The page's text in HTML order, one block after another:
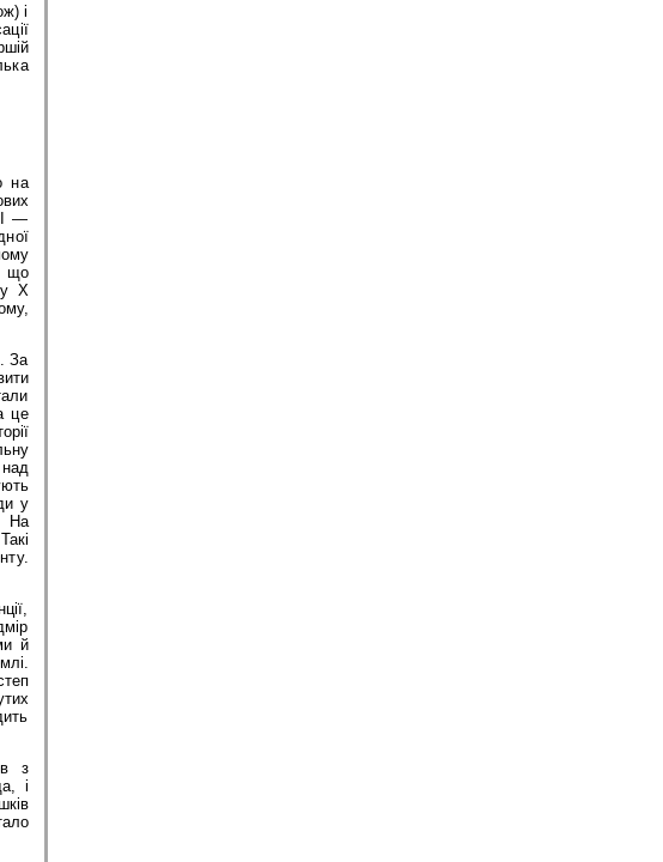
і
на
—
що
X
За
це
у
На
й
з
і